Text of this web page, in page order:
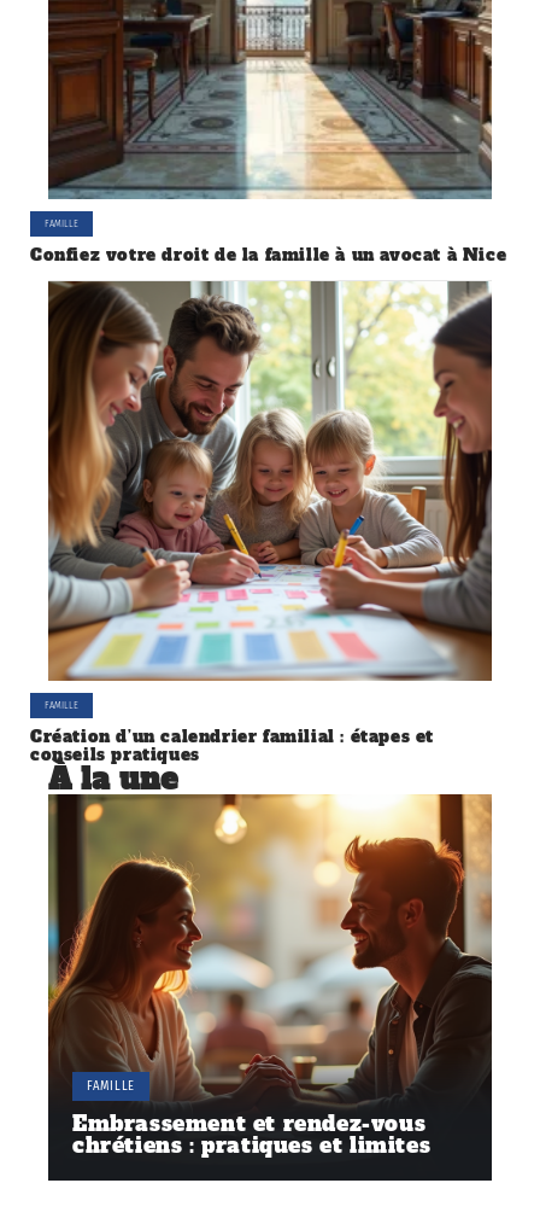
FAMILLE
Confiez votre droit de la famille à un avocat à Nice
FAMILLE
Création d’un calendrier familial : étapes et
conseils pratiques
À la une
FAMILLE
Embrassement et rendez-vous
chrétiens : pratiques et limites